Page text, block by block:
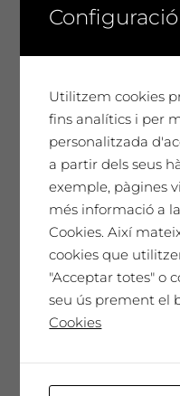
Dissabte 29
+ tast de vins
Sánchez i
Preu
8,00€
Utilitzem cookies
fins analítics i per
personalitzada
a partir dels seus
exemple, pàgines
més informació a
Cookies. Així
cookies que
"Acceptar totes" o
seu ús prement el
Cookies